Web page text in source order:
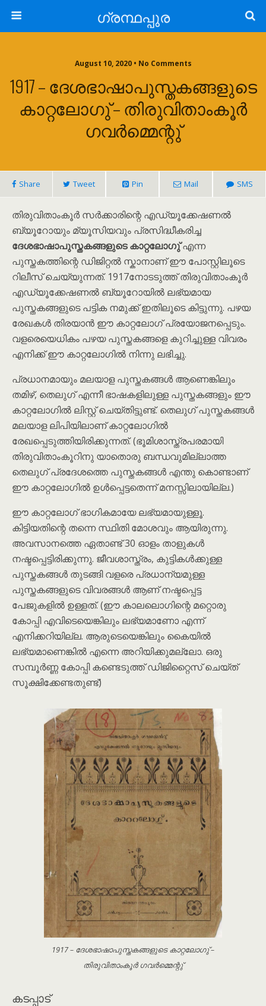
ഗ്രന്ഥപ്പുര
August 10, 2020 • No Comments
1917 – ദേശഭാഷാപുസ്തകങ്ങളുടെ
കാറ്റലോഗു് – തിരുവിതാംകൂർ
ഗവർമ്മെന്റു്
Share Tweet Pin Mail SMS
തിരുവിതാംകൂർ സർക്കാരിന്റെ എഡ്യൂക്കേഷണൽ
ബ്യൂറോയും മ്യൂസിയവും പ്രസിദ്ധീകരിച്ച
ദേശഭാഷാപുസ്തകങ്ങളുടെ കാറ്റലോഗു്എന്ന
പുസ്തകത്തിന്റെ ഡിജിറ്റൽ സ്കാനാണ് ഈ പോസ്റ്റിലൂടെ
റിലീസ് ചെയ്യുന്നത്. 1917നോടടുത്ത് തിരുവിതാംകൂർ
എഡ്യൂക്കേഷണൽ ബ്യൂറോയിൽ ലഭ്യമായ
പുസ്തകങ്ങളുടെ പട്ടിക നമുക്ക് ഇതിലൂടെ കിട്ടുന്നു. പഴയ
രേഖകൾ തിരയാൻ ഈ കാറ്റലോഗ് പ്രയോജനപ്പെടും.
വളരെയെധികം പഴയ പുസ്തകങ്ങളെ കുറിച്ചുള്ള വിവരം
എനിക്ക് ഈ കാറ്റലോഗിൽ നിന്നു ലഭിച്ചു.
പ്രധാനമായും മലയാള പുസ്തകങ്ങൾ ആണെങ്കിലും
തമിഴ്, തെലുഗ് എന്നീ ഭാഷകളിലുള്ള പുസ്തകങ്ങളും ഈ
കാറ്റലോഗിൽ ലിസ്റ്റ് ചെയ്തിട്ടുണ്ട്. തെലുഗ് പുസ്തകങ്ങൾ
മലയാള ലിപിയിലാണ് കാറ്റലോഗിൽ
രേഖപ്പെടുത്തിയിരിക്കുന്നത്. (ഭൂമിശാസ്ത്രപരമായി
തിരുവിതാംകൂറിനു യാതൊരു ബന്ധവുമില്ലാത്ത
തെലുഗ് പ്രദേശത്തെ പുസ്തകങ്ങൾ എന്തു കൊണ്ടാണ്
ഈ കാറ്റലോഗിൽ ഉൾപ്പെട്ടതെന്ന് മനസ്സിലായില്ല.)
ഈ കാറ്റലോഗ് ഭാഗികമായേ ലഭ്യമായുള്ളൂ.
കിട്ടിയതിന്റെ തന്നെ സ്ഥിതി മോശവും ആയിരുന്നു.
അവസാനത്തെ ഏതാണ്ട് 30 ഓളം താളുകൾ
നഷ്ടപ്പെട്ടിരിക്കുന്നു. ജീവശാസ്ത്രം, കുട്ടികൾക്കുള്ള
പുസ്തകങ്ങൾ തുടങ്ങി വളരെ പ്രധാന്യമുള്ള
പുസ്തകങ്ങളുടെ വിവരങ്ങൾ ആണ് നഷ്ടപ്പെട്ട
പേജുകളിൽ ഉള്ളത്. (ഈ കാലലൊഗിന്റെ മറ്റൊരു
കോപ്പി എവിടെയെങ്കിലും ലഭ്യമാണോ എന്ന്
എനിക്കറിയില്ല. ആരുടെയെങ്കിലും കൈയിൽ
ലഭ്യമാണെങ്കിൽ എന്നെ അറിയിക്കുമല്ലോ. ഒരു
സമ്പൂർണ്ണ കോപ്പി കണ്ടെടുത്ത് ഡിജിറ്റൈസ് ചെയ്ത്
സൂക്ഷിക്കേണ്ടതുണ്ട്)
1917 – ദേശഭാഷാപുസ്തകങ്ങളുടെ കാറ്റലോഗു് –
തിരുവിതാംകൂർ ഗവർമ്മെന്റു്
കടപ്പാട്